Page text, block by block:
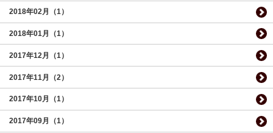
2018年02月（1）
2018年01月（1）
2017年12月（1）
2017年11月（2）
2017年10月（1）
2017年09月（1）